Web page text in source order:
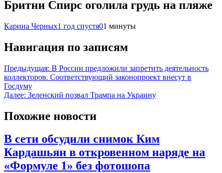
Бритни Спирс оголила грудь на пляже
Карина Черных1 год спустя01 минуты
Навигация по записям
Предыдущая: В России предложили запретить деятельность
коллекторов. Соответствующий законопроект внесут в
Госдуму
Далее: Зеленский позвал Трампа на Украину
Похожие новости
В сети обсудили снимок Ким
Кардашьян в откровенном наряде на
«Формуле 1» без фотошопа